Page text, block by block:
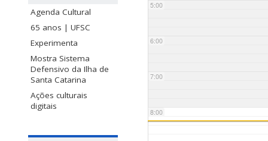
Agenda Cultural
65 anos | UFSC
Experimenta
Mostra Sistema
Defensivo da Ilha de
Santa Catarina
Ações culturais
digitais
5:00
6:00
7:00
8:00